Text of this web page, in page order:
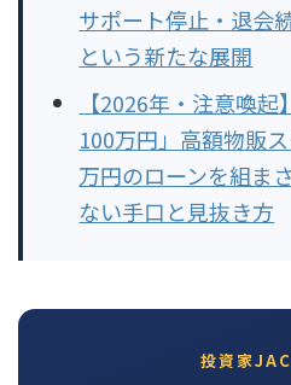
サポート停止・退会
という新たな展開
【2026年・注意喚
100万円」高額物販
万円のローンを組ま
ない手口と見抜き方
投資家